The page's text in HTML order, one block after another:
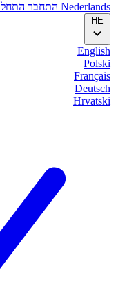
Nederlands התחבר התחל
HE
English
Polski
Français
Deutsch
Hrvatski